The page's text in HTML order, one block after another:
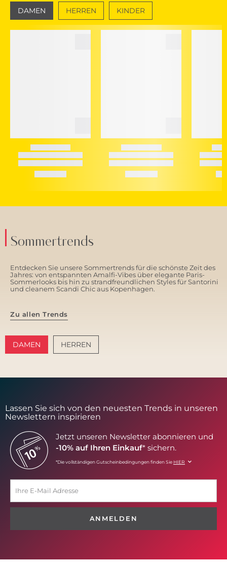
DAMEN HERREN KINDER
Sommertrends
Entdecken Sie unsere Sommertrends für die schönste Zeit des
Jahres: von entspannten Amalfi-Vibes über elegante Paris-
Sommerlooks bis hin zu strandfreundlichen Styles für Santorini
und cleanem Scandi Chic aus Kopenhagen.
Zu allen Trends
DAMEN HERREN
Lassen Sie sich von den neuesten Trends in unseren
Newslettern inspirieren
Jetzt unseren Newsletter abonnieren und
-10% auf Ihren Einkauf* sichern.
*Die vollständigen Gutscheinbedingungen finden Sie HIER
ANMELDEN